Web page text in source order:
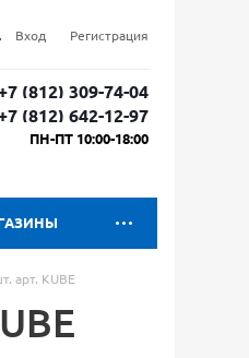
Вход Регистрация
(812) 309-74-04
(812) 642-12-97
ПН-ПТ 10:00-18:00
арт. KUBE